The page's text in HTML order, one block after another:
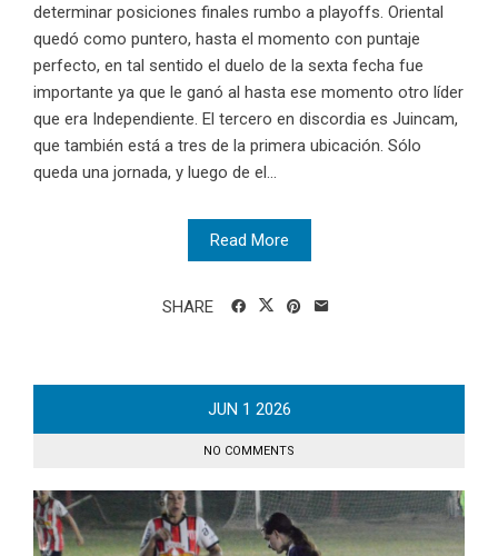
determinar posiciones finales rumbo a playoffs. Oriental
quedó como puntero, hasta el momento con puntaje
perfecto, en tal sentido el duelo de la sexta fecha fue
importante ya que le ganó al hasta ese momento otro líder
que era Independiente. El tercero en discordia es Juincam,
que también está a tres de la primera ubicación. Sólo
queda una jornada, y luego de el...
Read More
SHARE
JUN 1 2026
NO COMMENTS